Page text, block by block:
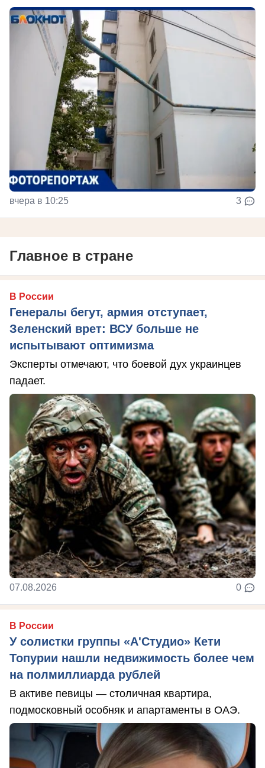
вчера в 10:25 3
Главное в стране
В России
Генералы бегут, армия отступает,
Зеленский врет: ВСУ больше не
испытывают оптимизма
Эксперты отмечают, что боевой дух украинцев
падает.
07.08.2026 0
В России
У солистки группы «А'Студио» Кети
Топурии нашли недвижимость более чем
на полмиллиарда рублей
В активе певицы — столичная квартира,
подмосковный особняк и апартаменты в ОАЭ.